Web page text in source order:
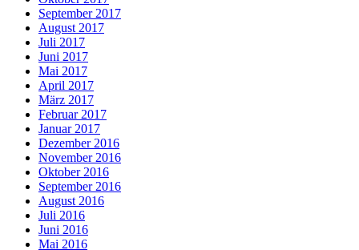
September 2017
August 2017
Juli 2017
Juni 2017
Mai 2017
April 2017
März 2017
Februar 2017
Januar 2017
Dezember 2016
November 2016
Oktober 2016
September 2016
August 2016
Juli 2016
Juni 2016
Mai 2016